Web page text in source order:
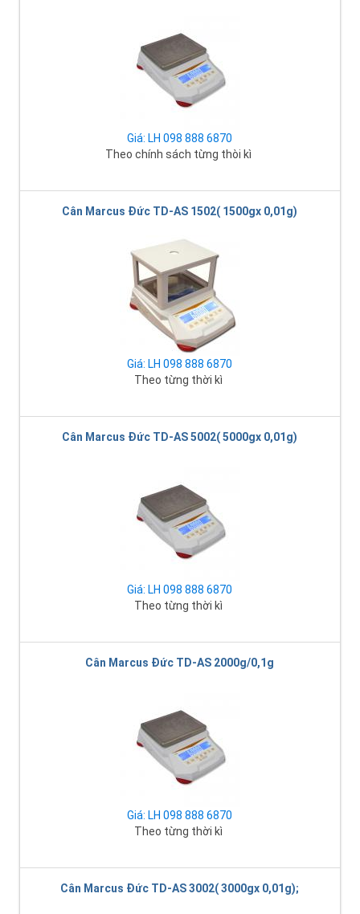
Giá: LH 098 888 6870
Theo chính sách từng thòi kì
Cân Marcus Đức TD-AS 1502( 1500gx 0,01g)
Giá: LH 098 888 6870
Theo từng thời kì
Cân Marcus Đức TD-AS 5002( 5000gx 0,01g)
Giá: LH 098 888 6870
Theo từng thời kì
Cân Marcus Đức TD-AS 2000g/0,1g
Giá: LH 098 888 6870
Theo từng thời kì
Cân Marcus Đức TD-AS 3002( 3000gx 0,01g);